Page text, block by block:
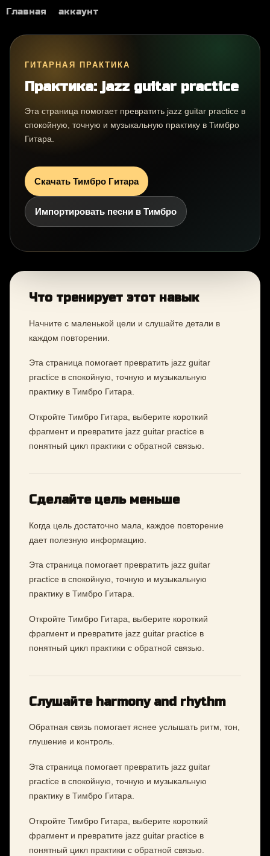
Главная аккаунт
ГИТАРНАЯ ПРАКТИКА
Практика: jazz guitar practice
Эта страница помогает превратить jazz guitar practice в
спокойную, точную и музыкальную практику в Тимбро
Гитара.
Скачать Тимбро Гитара
Импортировать песни в Тимбро
Что тренирует этот навык
Начните с маленькой цели и слушайте детали в
каждом повторении.
Эта страница помогает превратить jazz guitar
practice в спокойную, точную и музыкальную
практику в Тимбро Гитара.
Откройте Тимбро Гитара, выберите короткий
фрагмент и превратите jazz guitar practice в
понятный цикл практики с обратной связью.
Сделайте цель меньше
Когда цель достаточно мала, каждое повторение
дает полезную информацию.
Эта страница помогает превратить jazz guitar
practice в спокойную, точную и музыкальную
практику в Тимбро Гитара.
Откройте Тимбро Гитара, выберите короткий
фрагмент и превратите jazz guitar practice в
понятный цикл практики с обратной связью.
Слушайте harmony and rhythm
Обратная связь помогает яснее услышать ритм, тон,
глушение и контроль.
Эта страница помогает превратить jazz guitar
practice в спокойную, точную и музыкальную
практику в Тимбро Гитара.
Откройте Тимбро Гитара, выберите короткий
фрагмент и превратите jazz guitar practice в
понятный цикл практики с обратной связью.